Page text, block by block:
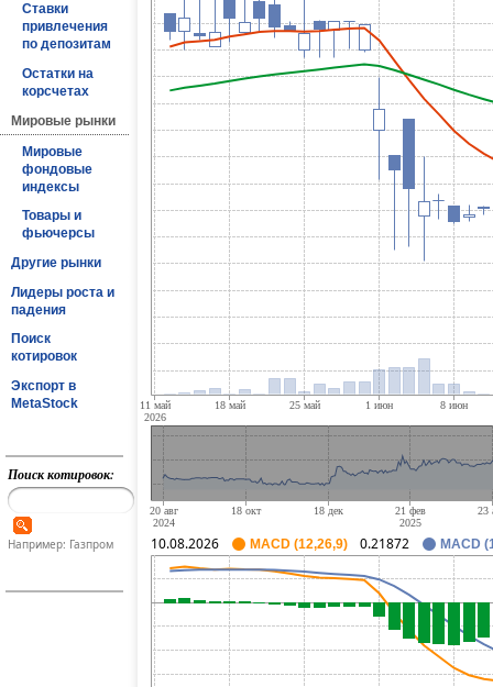
Ставки
привлечения
по депозитам
Остатки на
корсчетах
Мировые рынки
Мировые
фондовые
индексы
Товары и
фьючерсы
Другие рынки
Лидеры роста и
падения
Поиск
котировок
Экспорт в
MetaStock
Поиск котировок:
Например: Газпром 10.08.2026 MACD (12,26,9) 0.21872 MACD